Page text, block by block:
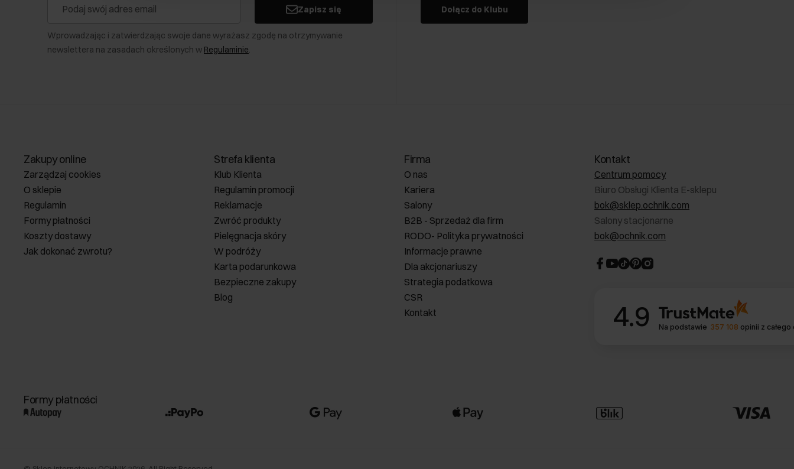
Zapisz się
Wprowadzając i zatwierdzając swoje dane wyrażasz zgodę na otrzymywanie
newslettera na zasadach określonych w Regulaminie.
Dołącz do Klubu
Zakupy online
Zarządzaj cookies
O sklepie
Regulamin
Formy płatności
Koszty dostawy
Jak dokonać zwrotu?
Strefa klienta
Klub Klienta
Regulamin promocji
Reklamacje
Zwróć produkty
Pielęgnacja skóry
W podróży
Karta podarunkowa
Bezpieczne zakupy
Blog
Firma
O nas
Kariera
Salony
B2B - Sprzedaż dla firm
RODO- Polityka prywatności
Informacje prawne
Dla akcjonariuszy
Strategia podatkowa
CSR
Kontakt
Kontakt
Centrum pomocy
Biuro Obsługi Klienta E-sklepu
bok@sklep.ochnik.com
Salony stacjonarne
bok@ochnik.com
4.9 Na podstawie 357 108 opinii z
Formy płatności